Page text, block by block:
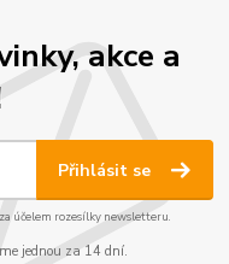
akce a
Přihlásit se
účelem rozesílky newsletteru.
jednou za 14 dní.